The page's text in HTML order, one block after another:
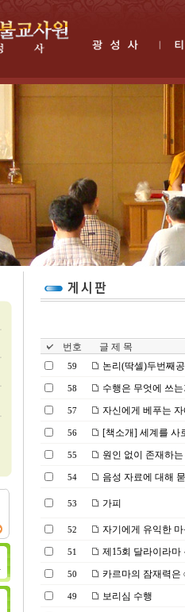
번호 글 제 목
59 논리(딱셀)두번째
58 수행은 무엇에 쓰
57 자신에게 베푸는
56 [책소개] 세계를 사
55 원인 없이 존재하
54 음성 자료에 대해
53 가피
52 자기에게 유익한
51 제15회 달라이라마
50 카르마의 잠재력은
49 보리심 수행